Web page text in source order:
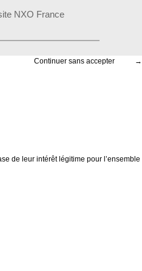
NXO France
Continuer sans accepter →
de leur intérêt légitime pour l’ensemble